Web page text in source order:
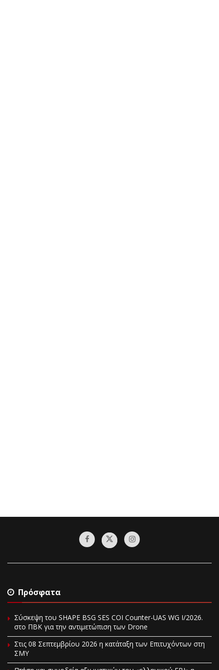
Πρόσφατα
Σύσκεψη του SHAPE BSG SES COI Counter-UAS WG I/2026.
στο ΠΒΚ για την αντιμετώπιση των Drone
Στις 08 Σεπτεμβρίου 2026 η κατάταξη των Επιτυχόντων στη
ΣΜΥ